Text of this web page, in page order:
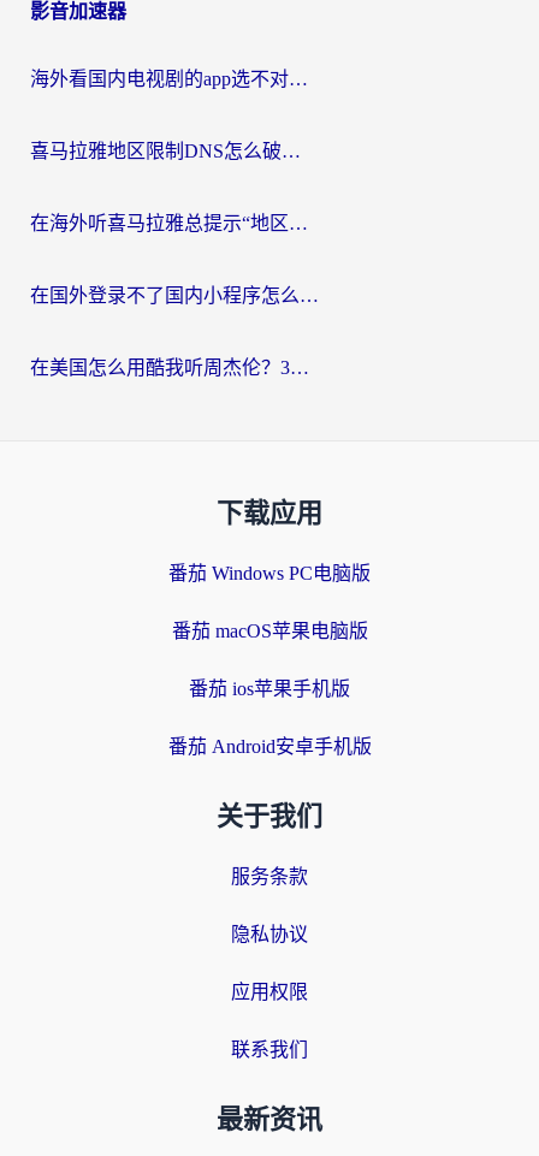
影音加速器
海外看国内电视剧的app选不对？这份回国加速器避坑指南帮你流畅追剧
喜马拉雅地区限制DNS怎么破？海外党听国内音乐听书的终极解决方案
在海外听喜马拉雅总提示“地区限制”？3步轻松解除+听国内音乐全攻略
在国外登录不了国内小程序怎么办？选对回国加速器，轻松解锁国内资源
在美国怎么用酷我听周杰伦？3步搞定海外听歌难题
下载应用
番茄 Windows PC电脑版
番茄 macOS苹果电脑版
番茄 ios苹果手机版
番茄 Android安卓手机版
关于我们
服务条款
隐私协议
应用权限
联系我们
最新资讯